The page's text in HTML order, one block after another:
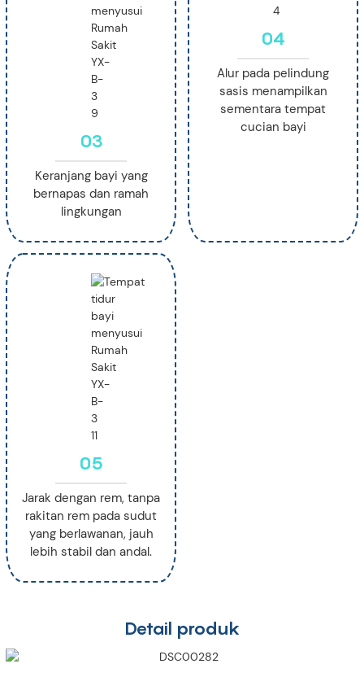
03
Keranjang bayi yang
bernapas dan ramah
lingkungan
04
Alur pada pelindung
sasis menampilkan
sementara tempat
cucian bayi
05
Jarak dengan rem, tanpa
rakitan rem pada sudut
yang berlawanan, jauh
lebih stabil dan andal.
Detail produk